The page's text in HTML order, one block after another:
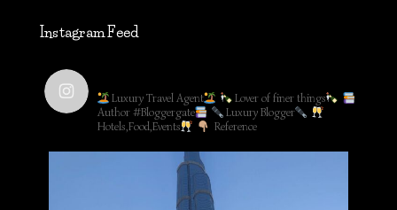
Instagram Feed
Luxury Travel Agent
Lover of finer things
Author #Bloggergate
Luxury Blogger
Hotels,Food,Events
Reference